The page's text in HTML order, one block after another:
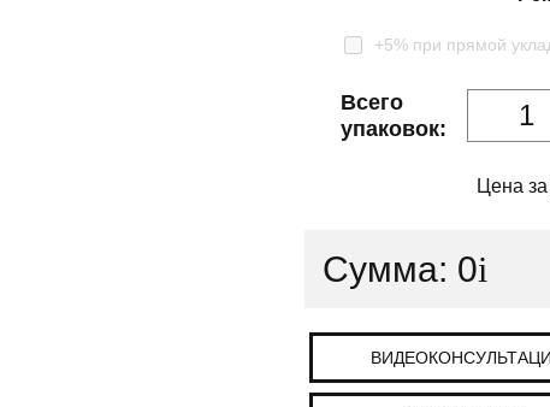
+5% при прямой
Всего
упаковок:
Цена за
Сумма: 0i